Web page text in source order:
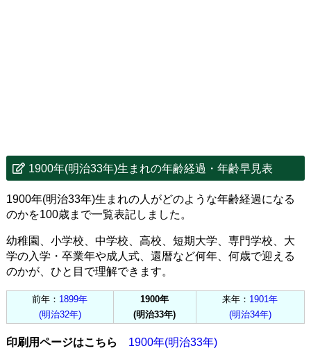
1900年(明治33年)生まれの年齢経過・年齢早見表
1900年(明治33年)生まれの人がどのような年齢経過になる
のかを100歳まで一覧表記しました。
幼稚園、小学校、中学校、高校、短期大学、専門学校、大
学の入学・卒業年や成人式、還暦など何年、何歳で迎える
のかが、ひと目で理解できます。
前年： 1899年
(明治32年)
1900年
(明治33年)
来年： 1901年
(明治34年)
印刷用ページはこちら 1900年(明治33年)